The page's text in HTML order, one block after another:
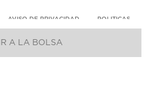
A LA BOLSA
AVISO DE PRIVACIDAD POLITICAS